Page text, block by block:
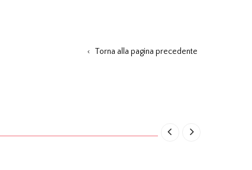
Torna alla pagina precedente